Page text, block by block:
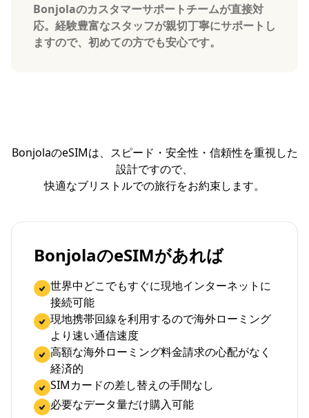
Bonjolaのカスタマーサポートチームが直接対
応。経験豊富なスタッフが親切丁寧にサポートし
ますので、初めての方でも安心です。
BonjolaのeSIMは、スピード・安全性・信頼性を重視した
設計ですので、
快適なブリストルでの旅行をお約束します。
BonjolaのeSIMがあれば
世界中どこでもすぐに現地インターネットに
接続可能
現地携帯回線を利用するので海外ローミング
より速い通信速度
高額な海外ローミング料金請求の心配がなく
経済的
SIMカードの差し替えの手間なし
必要なデータ量だけ購入可能